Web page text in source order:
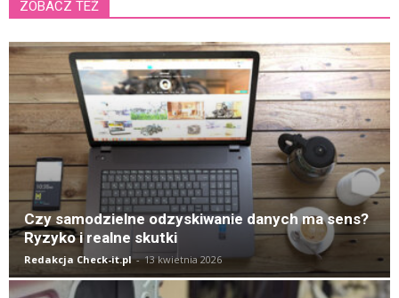
ZOBACZ TEŻ
Czy samodzielne odzyskiwanie danych ma sens?
Ryzyko i realne skutki
Redakcja Check-it.pl - 13 kwietnia 2026